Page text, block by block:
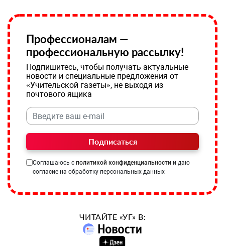
Профессионалам —
профессиональную рассылку!
Подпишитесь, чтобы получать актуальные
новости и специальные предложения от
«Учительской газеты», не выходя из
почтового ящика
Подписаться
Соглашаюсь с политикой конфиденциальности и даю
согласие на обработку персональных данных
ЧИТАЙТЕ «УГ» В: